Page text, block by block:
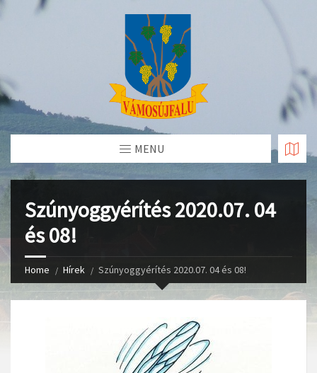
Skip
MENU
Szúnyoggyérítés 2020.07. 04
és 08!
Home Hírek Szúnyoggyérítés 2020.07. 04 és 08!